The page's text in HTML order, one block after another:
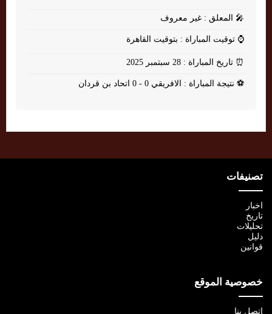
🎤 المعلق : غير معروف
⌚ توقيت المباراة : بتوقيت القاهرة
⏰ تاريخ المباراة : 28 سبتمبر 2025
⚽ نتيجة المباراة : الافريقي 0 - 0 اتحاد بن قردان
تصنيفات
اخبار
تاريخ
تحليلات
دليل
قوانين
خصوصية الموقع
اتصل بنا